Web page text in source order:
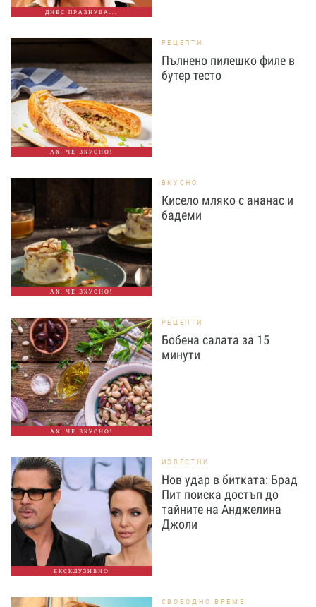
ДНЕС ПРАЗНУВА...
АХ, ЧЕ ВКУСНО!
РЕЦЕПТИ
Пълнено пилешко филе в
бутер тесто
АХ, ЧЕ ВКУСНО!
ВКУСНО
Кисело мляко с ананас и
бадеми
АХ, ЧЕ ВКУСНО!
РЕЦЕПТИ
Бобена салата за 15
минути
ЕКСКЛУЗИВНО
ИЗВЕСТНИ
Нов удар в битката: Брад
Пит поиска достъп до
тайните на Анджелина
Джоли
СВОБОДНО ВРЕМЕ